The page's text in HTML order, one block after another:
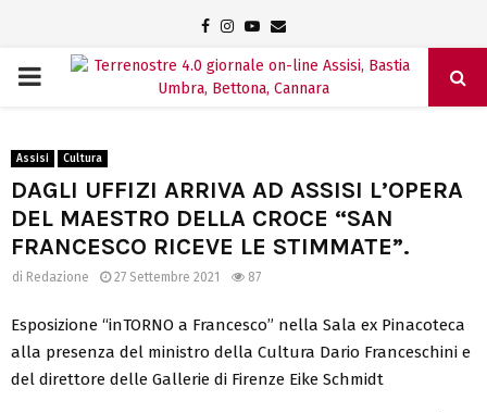
Facebook
Instagram
Youtube
Email
PRIMARY
Assisi Cultura
DAGLI UFFIZI ARRIVA AD ASSISI L’OPERA
DEL MAESTRO DELLA CROCE “SAN
FRANCESCO RICEVE LE STIMMATE”.
di Redazione 27 Settembre 2021 87
Esposizione “inTORNO a Francesco” nella Sala ex Pinacoteca
alla presenza del ministro della Cultura Dario Franceschini e
del direttore delle Gallerie di Firenze Eike Schmidt